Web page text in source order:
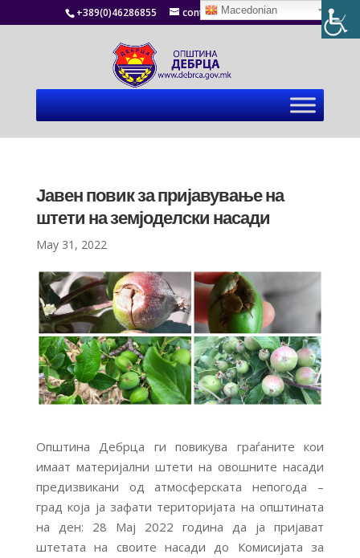
+389(0)46286855 contact@debrca.gov.mk
Јавен повик за пријавување на
штети на земјоделски насади
May 31, 2022
Општина Дебрца ги повикува граѓаните кои
имаат материјални штети на овошните насади
предизвикани од атмосферската непогода –
град која ја зафати територијата на општината
на ден: 28 Мај 2022 година да ја пријават
штетата на своите насади до Комисијата за
Macedonian